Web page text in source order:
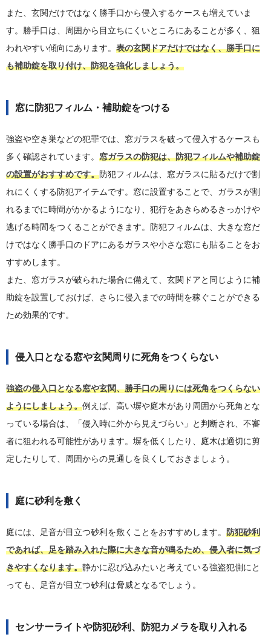
また、玄関だけではなく勝手口から侵入するケースも増えていま
す。勝手口は、周囲から目立ちにくいところにあることが多く、狙
われやすい傾向にあります。 表の玄関ドアだけではなく、勝手口に
も補助錠を取り付け、防犯を強化しましょう。
窓に防犯フィルム・補助錠をつける
強盗や空き巣などの犯罪では、窓ガラスを破って侵入するケースも
多く確認されています。 窓ガラスの防犯は、防犯フィルムや補助錠
の設置がおすすめです。防犯フィルムは、窓ガラスに貼るだけで割
れにくくする防犯アイテムです。窓に設置することで、ガラスが割
れるまでに時間がかかるようになり、犯行をあきらめるきっかけや
逃げる時間をつくることができます。防犯フィルムは、大きな窓だ
けではなく勝手口のドアにあるガラスや小さな窓にも貼ることをお
すすめします。
また、窓ガラスが破られた場合に備えて、玄関ドアと同じように補
助錠を設置しておけば、さらに侵入までの時間を稼ぐことができる
ため効果的です。
侵入口となる窓や玄関周りに死角をつくらない
強盗の侵入口となる窓や玄関、勝手口の周りには死角をつくらない
ようにしましょう。例えば、高い塀や庭木があり周囲から死角とな
っている場合は、「侵入時に外から見えづらい」と判断され、不審
者に狙われる可能性があります。塀を低くしたり、庭木は適切に剪
定したりして、周囲からの見通しを良くしておきましょう。
庭に砂利を敷く
庭には、足音が目立つ砂利を敷くことをおすすめします。 防犯砂利
であれば、足を踏み入れた際に大きな音が鳴るため、侵入者に気づ
きやすくなります。静かに忍び込みたいと考えている強盗犯側にと
っても、足音が目立つ砂利は脅威となるでしょう。
センサーライトや防犯砂利、防犯カメラを取り入れる